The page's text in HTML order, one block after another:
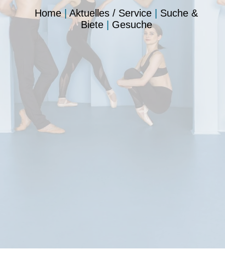
Home|Aktuelles / Service
Suche &
Biete| Gesuche